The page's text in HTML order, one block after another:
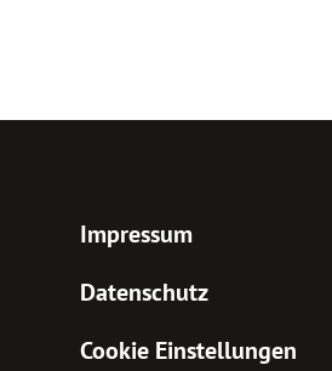
Impressum
Datenschutz
Cookie Einstellungen